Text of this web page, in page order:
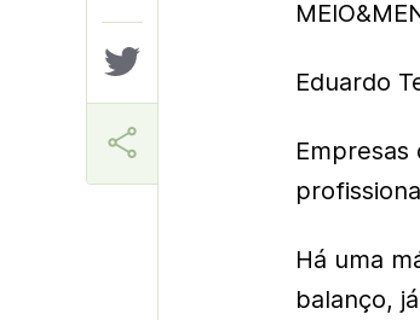
Eduardo
Há uma
balanço,